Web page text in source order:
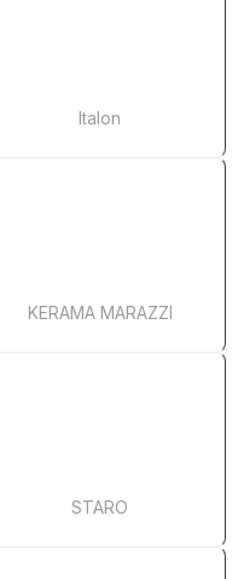
Italon
KERAMA MARAZZI
STARO